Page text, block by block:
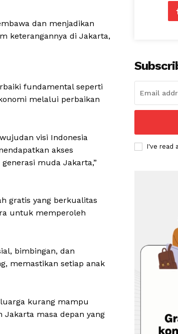
dan menjadikan
keterangannya di Jakarta,
fundamental seperti
melalui perbaikan
visi Indonesia
akses
muda Jakarta,”
gratis yang berkualitas
untuk memperoleh
bimbingan, dan
memastikan setiap anak
kurang mampu
masa depan yang
I've read